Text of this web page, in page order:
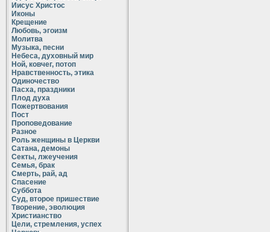
Иисус Христос
Иконы
Крещение
Любовь, эгоизм
Молитва
Музыка, песни
Небеса, духовный мир
Ной, ковчег, потоп
Нравственность, этика
Одиночество
Пасха, праздники
Плод духа
Пожертвования
Пост
Проповедование
Разное
Роль женщины в Церкви
Сатана, демоны
Секты, лжеучения
Семья, брак
Смерть, рай, ад
Спасение
Суббота
Суд, второе пришествие
Творение, эволюция
Христианство
Цели, стремления, успех